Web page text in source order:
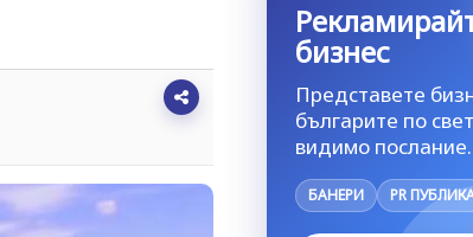
бизнес
Представете
българите по
видимо послание.
БАНЕРИ PR